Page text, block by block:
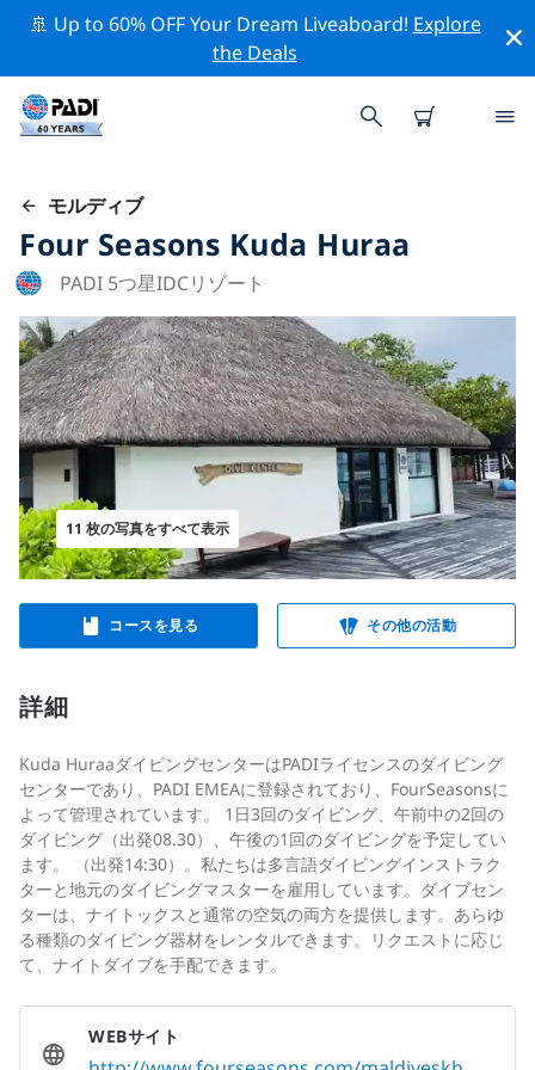
🚢 Up to 60% OFF Your Dream Liveaboard! Explore
the Deals
モルディブ
Four Seasons Kuda Huraa
PADI 5つ星IDCリゾート
11 枚の写真をすべて表示
コースを見る その他の活動
詳細
Kuda HuraaダイビングセンターはPADIライセンスのダイビング
センターであり、PADI EMEAに登録されており、FourSeasonsに
よって管理されています。 1日3回のダイビング、午前中の2回の
ダイビング（出発08.30）、午後の1回のダイビングを予定してい
ます。 （出発14:30）。私たちは多言語ダイビングインストラク
ターと地元のダイビングマスターを雇用しています。ダイブセン
ターは、ナイトックスと通常の空気の両方を提供します。あらゆ
る種類のダイビング器材をレンタルできます。リクエストに応じ
て、ナイトダイブを手配できます。
WEBサイト